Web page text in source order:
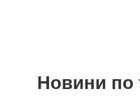
Новини по